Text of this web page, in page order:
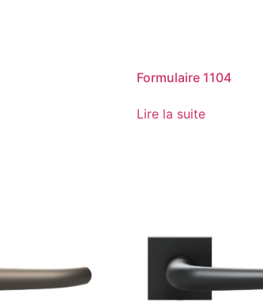
Formulaire 1104
Lire la suite